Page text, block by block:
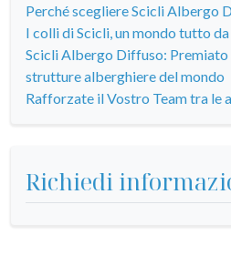
Perché scegliere Scicli Albergo
I colli di Scicli, un mondo tutto
Scicli Albergo Diffuso:
strutture alberghiere del mondo
Rafforzate il Vostro Team tra le
Richiedi